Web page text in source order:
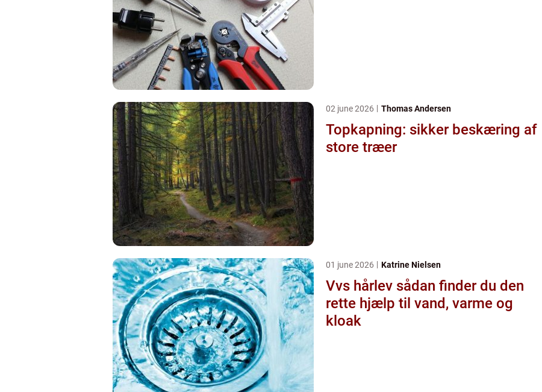
02 june 2026 Thomas Andersen
Topkapning: sikker beskæring af
store træer
01 june 2026 Katrine Nielsen
Vvs hårlev sådan finder du den
rette hjælp til vand, varme og
kloak